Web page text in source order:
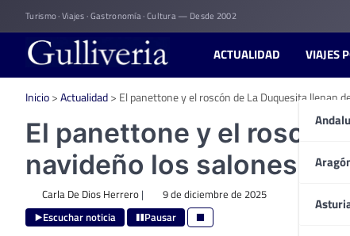
to
content
Turismo · Viajes · Gastronomía · Cultura — Desde 2002
ACTUALIDAD VIAJES
Inicio>Actualidad> El panettone y el roscón de La Duquesita llenan
El panettone y el roscón
navideño los salones del
Carla De Dios Herrero| 9 de diciembre de 2025
Escuchar noticia Pausar